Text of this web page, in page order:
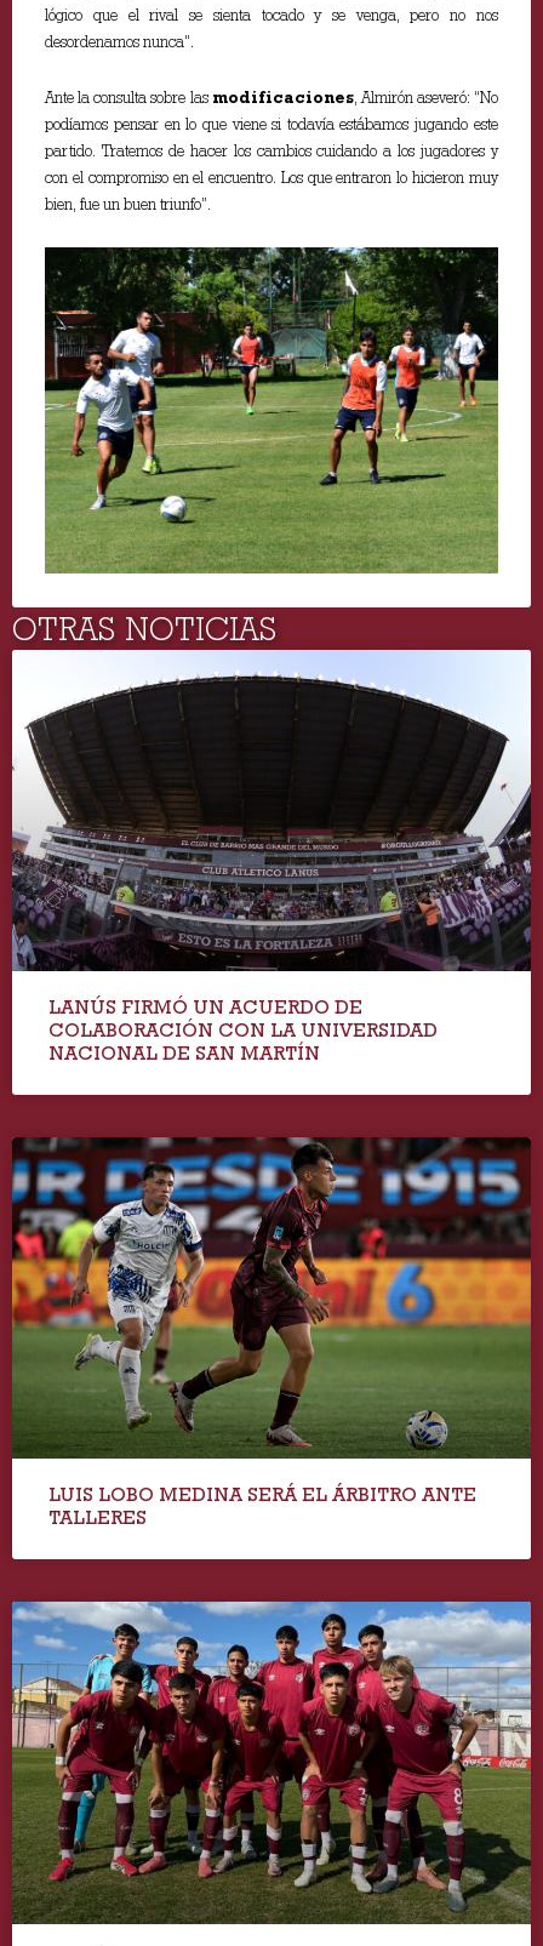
lógico que el rival se sienta tocado y se venga, pero no nos
desordenamos nunca”.
Ante la consulta sobre las modificaciones, Almirón aseveró: “No
podíamos pensar en lo que viene si todavía estábamos jugando este
partido. Tratemos de hacer los cambios cuidando a los jugadores y
con el compromiso en el encuentro. Los que entraron lo hicieron muy
bien, fue un buen triunfo”.
OTRAS NOTICIAS
LANÚS FIRMÓ UN ACUERDO DE
COLABORACIÓN CON LA UNIVERSIDAD
NACIONAL DE SAN MARTÍN
LUIS LOBO MEDINA SERÁ EL ÁRBITRO ANTE
TALLERES